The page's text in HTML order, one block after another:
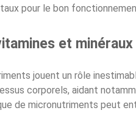
pour le bon
et
jouent un rôle
corporels, aidant
de micronutriments peut